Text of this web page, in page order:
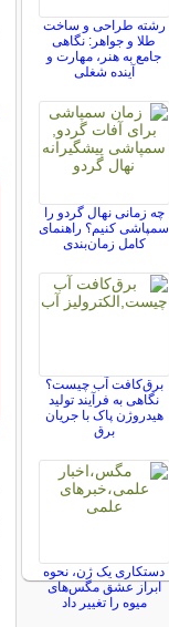
رشته طراحی و ساخت
طلا و جواهر: نگاهی
جامع به هنر، مهارت و
آینده شغلی
چه زمانی نهال گردو را
سمپاشی کنیم؟ راهنمای
کامل زمان‌بندی
برق‌کافت آب چیست؟
نگاهی به فرآیند تولید
هیدروژن پاک با جریان
برق
دستکاری یک ژن، نحوه
ابراز عشق مگس‌های
میوه را تغییر داد